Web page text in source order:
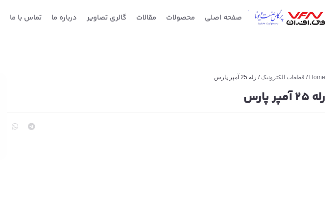
صفحه اصلی محصولات مقالات گالری تصاویر درباره ما تماس با ما
Home
/ قطعات الکترونیک/ رله 25 آمپر پارس
رله 25 آمپر پارس